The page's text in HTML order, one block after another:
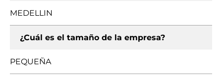
MEDELLIN
¿Cuál es el tamaño de la empresa?
PEQUEÑA